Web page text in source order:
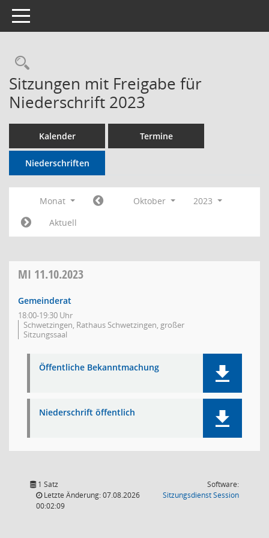
Toggle navigation
Rechercheauswahl
Sitzungen mit Freigabe für
Niederschrift 2023
Kalender Termine
Niederschriften
Monat Oktober
2023
Aktuell
MI 11.10.2023
Gemeinderat
18:00-19:30 Uhr
Schwetzingen, Rathaus Schwetzingen, großer
Sitzungssaal
Öffentliche Bekanntmachung
Niederschrift öffentlich
1 Satz
Letzte Änderung: 07.08.2026
00:02:09
Software:
SitzungsdienstSession(Wird in